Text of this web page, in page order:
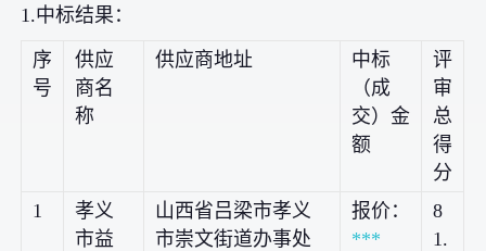
1.中标结果：
序
号
供应
商名
称
供应商地址
中标
（成
交）金
额
评
审
总
得
分
1
孝义
市益
山西省吕梁市孝义
市崇文街道办事处
报价：
***
8
1.